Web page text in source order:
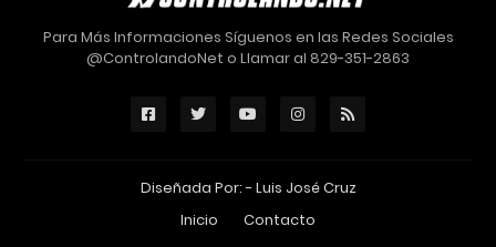
Para Más Informaciones Síguenos en las Redes Sociales
@ControlandoNet o Llamar al 829-351-2863
Diseñada Por: - Luis José Cruz
Inicio
Contacto